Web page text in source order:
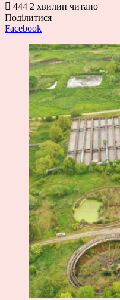
444 2 хвилин читано
Поділитися
Facebook